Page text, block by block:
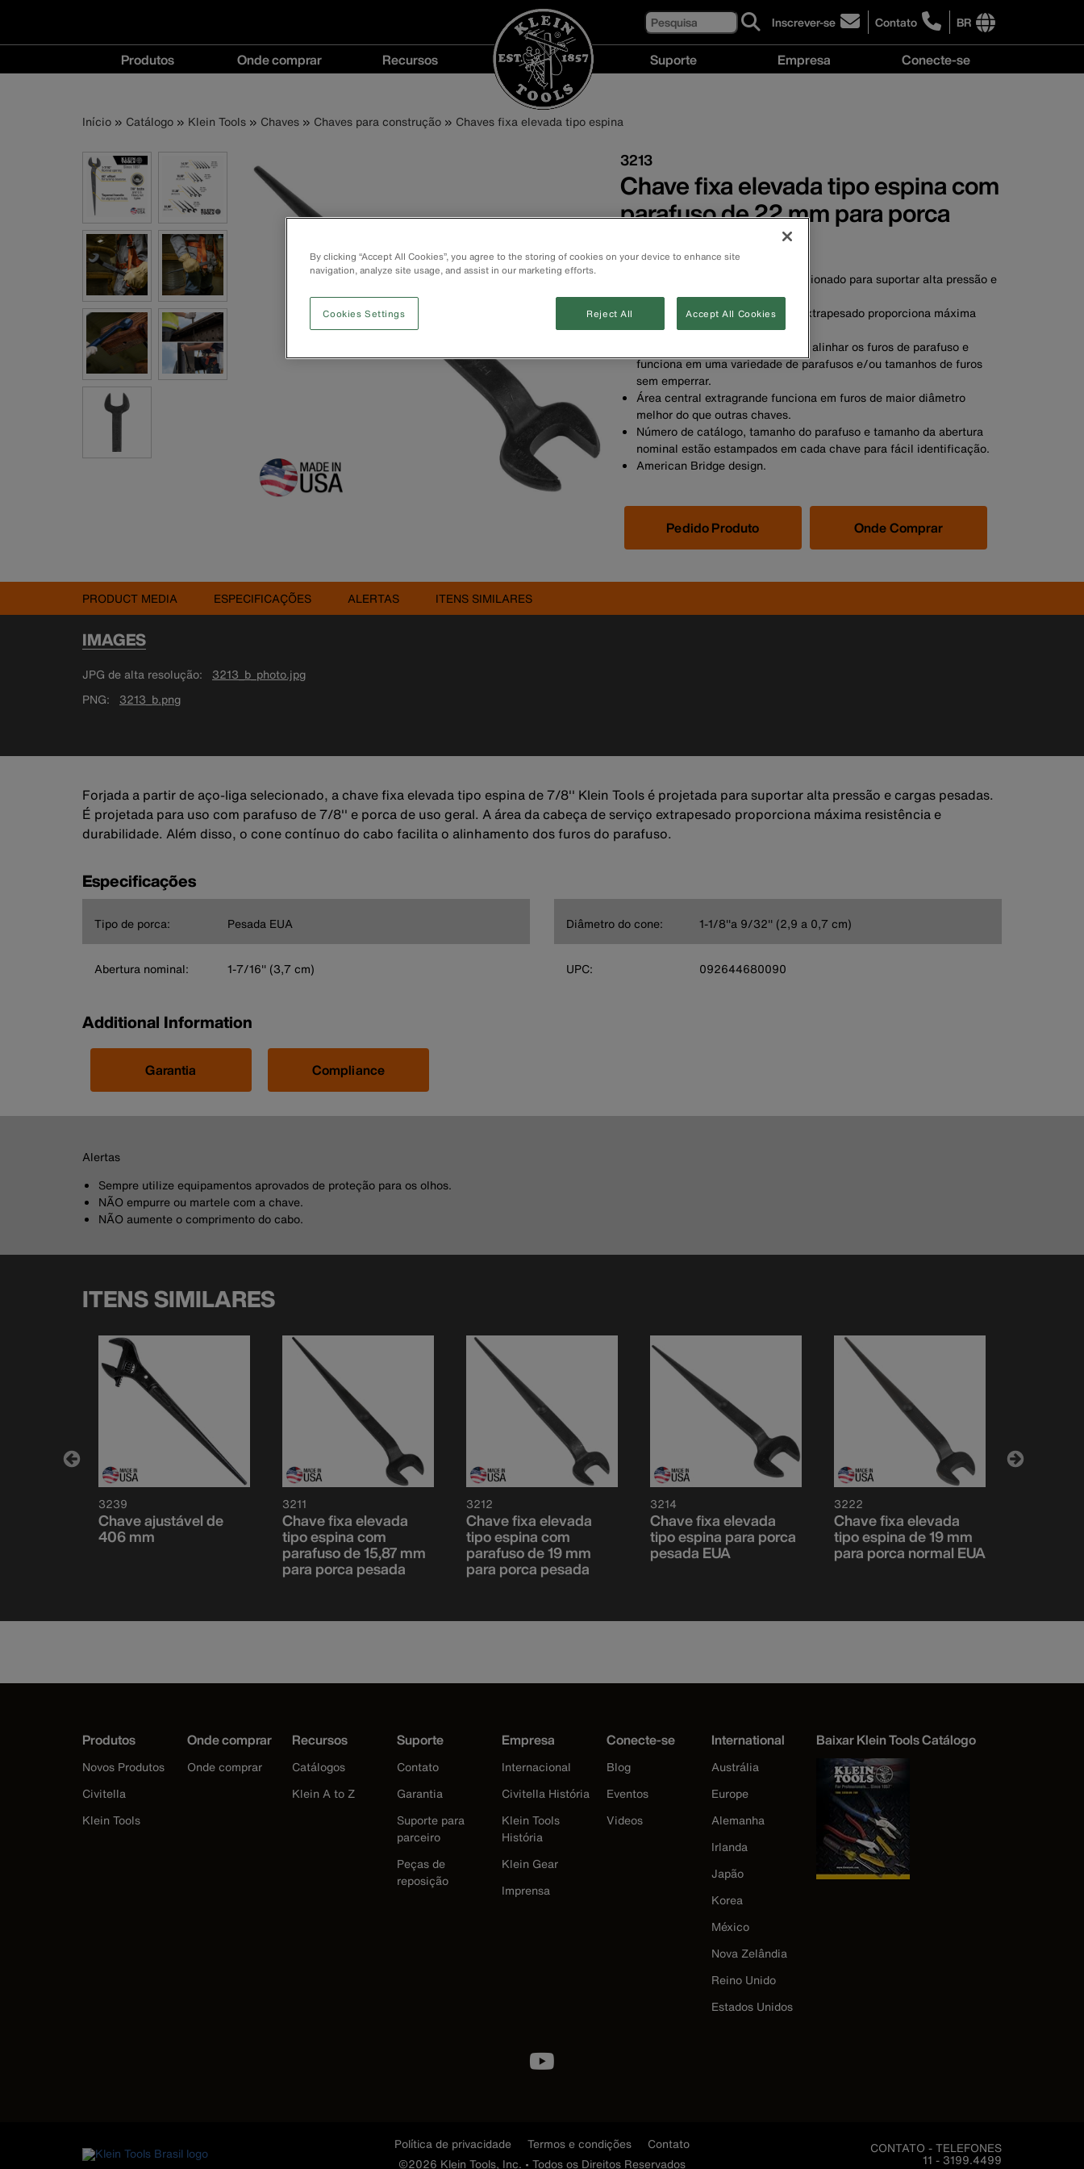
Pesquisa Inscrever-se
click
to
sign-
Contato
click
to
BR
International
site
Navegação
principal
Produtos Onde comprar
menu
Recursos Suporte Empresa Conecte-se
Trilha
de
navegação
Início Catálogo Klein Tools Chaves Chaves para construção Chaves fixa elevada tipo espina
3213
Chave fixa elevada tipo espina com
parafuso de 22 mm para porca
Forjada a partir de aço-liga selecionado para suportar alta pressão e
cargas pesadas.
A área da cabeça para serviço extrapesado proporciona máxima
resistência e durabilidade.
O cone contínuo do cabo facilita alinhar os furos de parafuso e
funciona em uma variedade de parafusos e/ou tamanhos de furos
sem emperrar.
Área central extragrande funciona em furos de maior diâmetro
melhor do que outras chaves.
Número de catálogo, tamanho do parafuso e tamanho da abertura
nominal estão estampados em cada chave para fácil identificação.
American Bridge design.
Pedido Produto Onde Comprar
PRODUCT MEDIA ESPECIFICAÇÕES ALERTAS ITENS SIMILARES
IMAGES
JPG de alta resolução
3213_b_photo.jpg
PNG
3213_b.png
Forjada a partir de aço-liga selecionado, a chave fixa elevada tipo espina de 7/8'' Klein Tools é projetada para suportar alta pressão e cargas pesadas.
É projetada para uso com parafuso de 7/8'' e porca de uso geral. A área da cabeça de serviço extrapesado proporciona máxima resistência e
durabilidade. Além disso, o cone contínuo do cabo facilita o alinhamento dos furos do parafuso.
Especificações
Tipo de porca: Pesada EUA
Abertura nominal: 1-7/16'' (3,7 cm)
Diâmetro do cone: 1-1/8''a 9/32'' (2,9 a 0,7 cm)
UPC: 092644680090
Additional Information
Garantia Compliance
Alertas
Sempre utilize equipamentos aprovados de proteção para os olhos.
NÃO empurre ou martele com a chave.
NÃO aumente o comprimento do cabo.
ITENS SIMILARES
3239
Chave ajustável de
406 mm
3211
Chave fixa elevada
tipo espina com
parafuso de 15,87 mm
para porca pesada
3212
Chave fixa elevada
tipo espina com
parafuso de 19 mm
para porca pesada
3214
Chave fixa elevada
tipo espina para porca
pesada EUA
3222
Chave fixa elevada
tipo espina de 19 mm
para porca normal EUA
Produtos
Novos Produtos
Civitella
Klein Tools
Onde comprar
Onde comprar
Recursos
Catálogos
Klein A to Z
Suporte
Contato
Garantia
Suporte para
parceiro
Peças de
reposição
Empresa
Internacional
Civitella História
Klein Tools
História
Klein Gear
Imprensa
Conecte-se
Blog
Eventos
Videos
International
Austrália
Europe
Alemanha
Irlanda
Japão
Korea
México
Nova Zelândia
Reino Unido
Estados Unidos
Baixar Klein Tools Catálogo
Image
Política de privacidade Termos e condições
Contato
©2026 Klein Tools, Inc. • Todos os Direitos Reservados
CONTATO - TELEFONES
11 - 3199.4499
By clicking “Accept All Cookies”, you agree to the storing of cookies on your device to enhance site
navigation, analyze site usage, and assist in our marketing efforts.
Cookies Settings Reject All Accept All Cookies